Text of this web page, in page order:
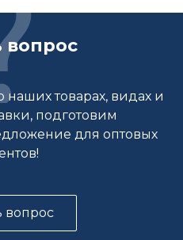
вопрос
товарах, видах и
подготовим
для оптовых
вопрос